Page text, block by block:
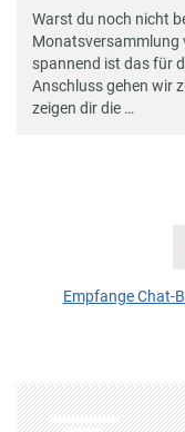
Warst du noch nicht
Monatsversammlung
spannend ist das für
Anschluss gehen wir
zeigen dir die …
Empfange Chat-